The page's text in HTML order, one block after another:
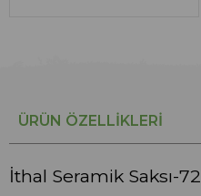
ÜRÜN ÖZELLIKLERI
İthal Seramik Saksı-72